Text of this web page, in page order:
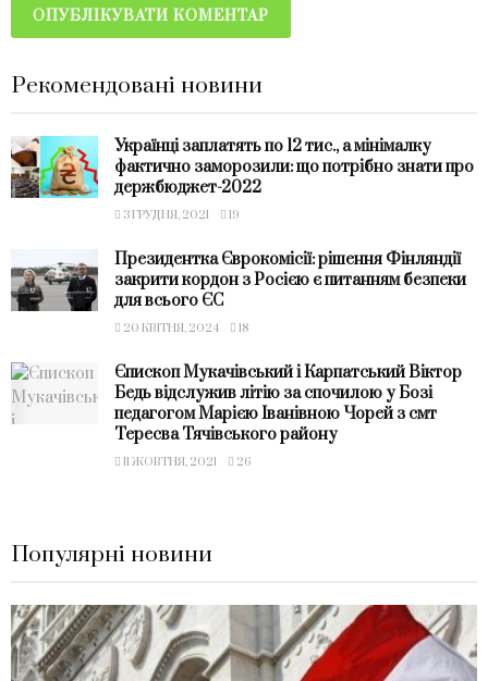
Рекомендовані новини
Українці заплатять по 12 тис., а мінімалку
фактично заморозили: що потрібно знати про
держбюджет-2022
3 ГРУДНЯ, 2021 19
Президентка Єврокомісії: рішення Фінляндії
закрити кордон з Росією є питанням безпеки
для всього ЄС
20 КВІТНЯ, 2024 18
Єпископ Мукачівський і Карпатський Віктор
Бедь відслужив літію за спочилою у Бозі
педагогом Марією Іванівною Чорей з смт
Тересва Тячівського району
11 ЖОВТНЯ, 2021 26
Популярні новини